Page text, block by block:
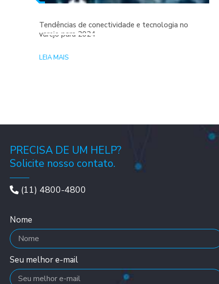
Tendências de conectividade e tecnologia no
varejo para 2024
LEIA MAIS
PRECISA DE UM HELP?
Solicite nosso contato.
(11) 4800-4800
Nome
Seu melhor e-mail